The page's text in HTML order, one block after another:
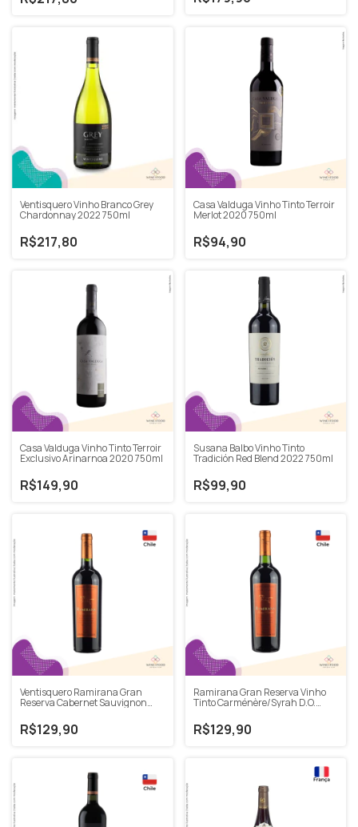
Ventisquero Vinho Branco Grey
Chardonnay 2022 750ml
R$217,80
Casa Valduga Vinho Tinto Terroir
Merlot 2020 750ml
R$94,90
Casa Valduga Vinho Tinto Terroir
Exclusivo Arinarnoa 2020 750ml
R$149,90
Susana Balbo Vinho Tinto
Tradición Red Blend 2022 750ml
R$99,90
Ventisquero Ramirana Gran
Reserva Cabernet Sauvignon
R$129,90
Ramirana Gran Reserva Vinho
Tinto Carménère/Syrah D.O.
R$129,90